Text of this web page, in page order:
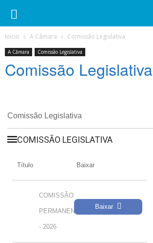
Inicio A Câmara Comissão Legislativa
A Câmara Comissão Legislativa
Comissão Legislativa
Comissão Legislativa
COMISSÃO LEGISLATIVA
Título Baixar
COMISSÃO
PERMANENTE
- 2026
Baixar